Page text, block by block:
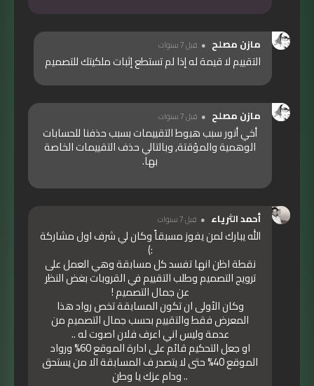
مازن مصلح قبل 7 سنوات
التقييم لا قيمة له إذا لم تستطع إثبات ملكيتك للتصميم
مازن مصلح قبل 7 سنوات
أخي أنور سبب هبوط التقييمات بسبب حذفنا للحسابات
الوهمية والمؤقتة, وبالتالي حذف التقييمات الخاصة
بها.
أحمد الثرياء قبل 7 سنوات
الله يبارك لمن يفوز مسبقاً وكان لي شرف اول مشاركة
:)
نقطة اظن انها تفسد كل مسابقة وهي العمل على
ترويج التصميم وطلب التقييم في القروبات بغض النظر
عن جمال التصميم !
وكان الأولى ان تكون المسابقة تخص رواد هذا
المعرض فقط والتقييم بحسب جمال التصميم من
عدمة وليس اني اعرف فلان اصوت له ..
او جعل التحكيم قائم على ادارة الموقع 60% ورواد
الموقع 40% حتى لا يتصدر ف المسابقة الا من يستحق
.. ودام عزك يا وطن